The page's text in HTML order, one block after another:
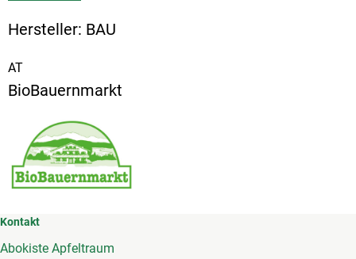
Hersteller: BAU
AT
BioBauernmarkt
Kontakt
Abokiste Apfeltraum